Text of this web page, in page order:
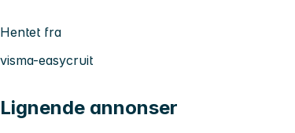
Hentet fra
visma-easycruit
Lignende annonser